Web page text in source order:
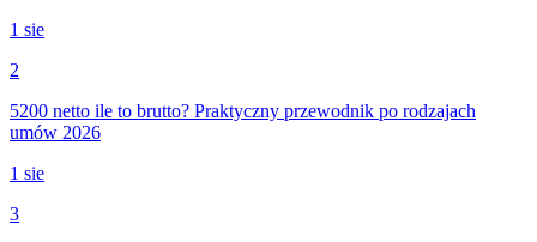
1 sie
2
5200 netto ile to brutto? Praktyczny przewodnik po rodzajach
umów 2026
1 sie
3